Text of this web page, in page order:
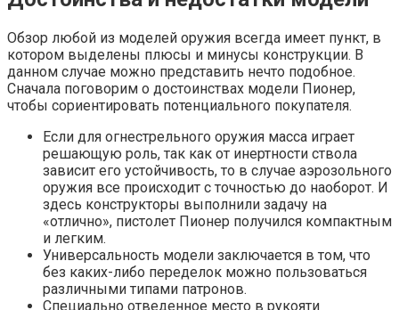
Обзор любой из моделей оружия всегда имеет пункт, в
котором выделены плюсы и минусы конструкции. В
данном случае можно представить нечто подобное.
Сначала поговорим о достоинствах модели Пионер,
чтобы сориентировать потенциального покупателя.
Если для огнестрельного оружия масса играет
решающую роль, так как от инертности ствола
зависит его устойчивость, то в случае аэрозольного
оружия все происходит с точностью до наоборот. И
здесь конструкторы выполнили задачу на
«отлично», пистолет Пионер получился компактным
и легким.
Универсальность модели заключается в том, что
без каких-либо переделок можно пользоваться
различными типами патронов.
Специально отведенное место в рукояти